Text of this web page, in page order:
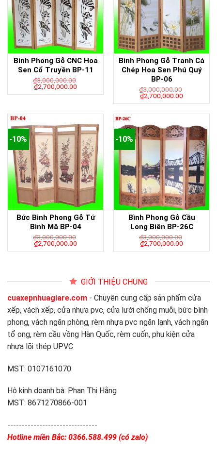
Bình Phong Gỗ CNC Hoa
Sen Cổ Truyền BP-11
₫3,000,000.00
₫2,700,000.00
Bình Phong Gỗ Tranh Cá
Chép Hoa Sen Phú Quý
BP-06
₫3,000,000.00
₫2,700,000.00
-10%
Bức Bình Phong Gỗ Tứ
Bình Mã BP-04
₫3,000,000.00
₫2,700,000.00
-10%
Bình Phong Gỗ Cầu
Long Biên BP-26C
₫3,000,000.00
₫2,700,000.00
GIỚI THIỆU CHUNG
cuaxepnhuagiare.com - Chuyên cung cấp sản phẩm cửa
xếp, vách xếp, cửa nhựa pvc, cửa lưới chống muỗi, bức bình
phong, vách ngăn phòng, rèm nhựa pvc ngăn lạnh, vách ngăn
tổ ong, rèm cầu vồng Hàn Quốc, rèm cuốn, phụ kiện cửa
nhựa lõi thép UPVC
MST: 0107161070
Hộ kinh doanh bà: Phan Thị Hằng
MST: 8671270866-001
-------------------------------
Hotline miền Bắc: 0366.588.499 (có zalo)